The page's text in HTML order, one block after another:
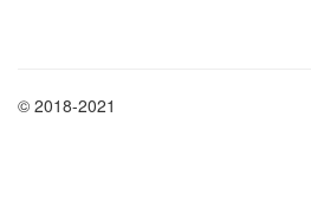
© 2018-2021